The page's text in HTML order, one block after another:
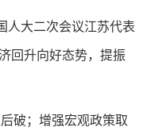
人大二次会议江苏代表
回升向好态势，提振
破；增强宏观政策取